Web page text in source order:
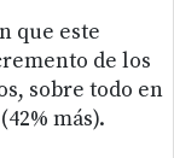
que este
de los
sobre todo en
más).